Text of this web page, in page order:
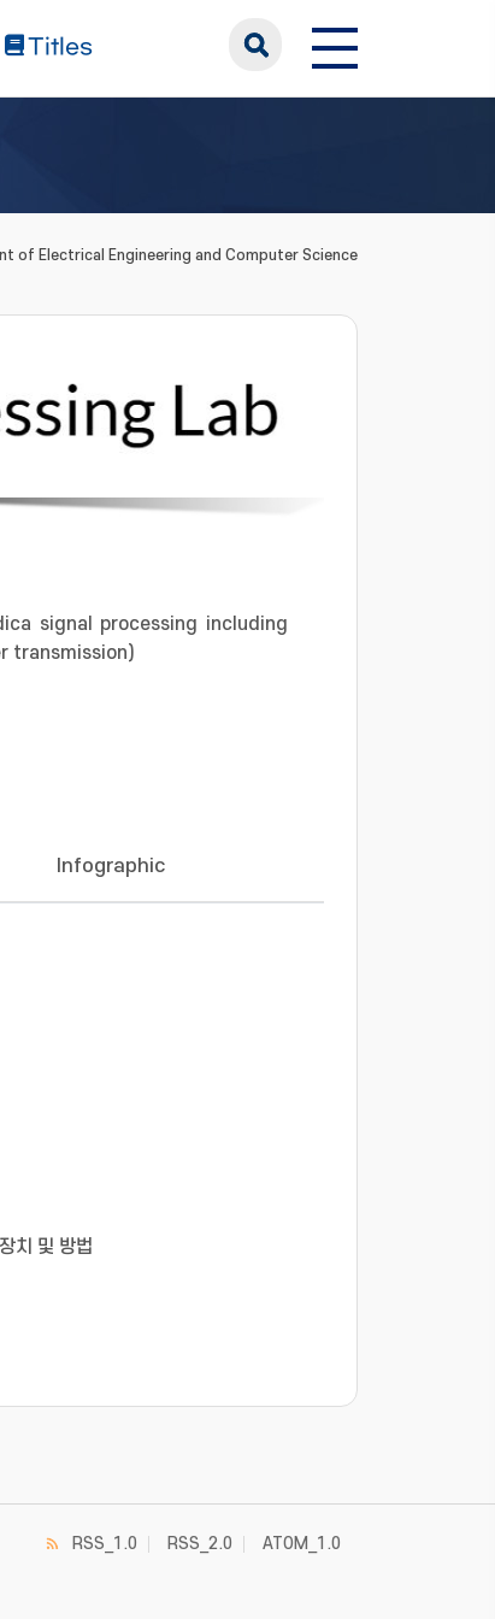
Titles
of Electrical Engineering and Computer Science
signal processing including
transmission)
Infographic
치 및 방법
RSS_1.0 RSS_2.0 ATOM_1.0